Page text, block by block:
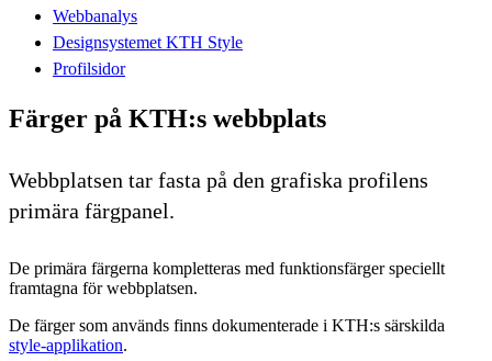
Webbanalys
Designsystemet KTH Style
Profilsidor
Färger på KTH:s webbplats
Webbplatsen tar fasta på den grafiska profilens
primära färgpanel.
De primära färgerna kompletteras med funktionsfärger speciellt
framtagna för webbplatsen.
De färger som används finns dokumenterade i KTH:s särskilda
style-applikation.